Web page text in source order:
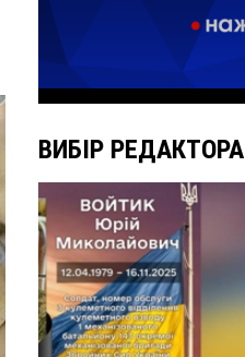
ВИБІР РЕДАКТОРА